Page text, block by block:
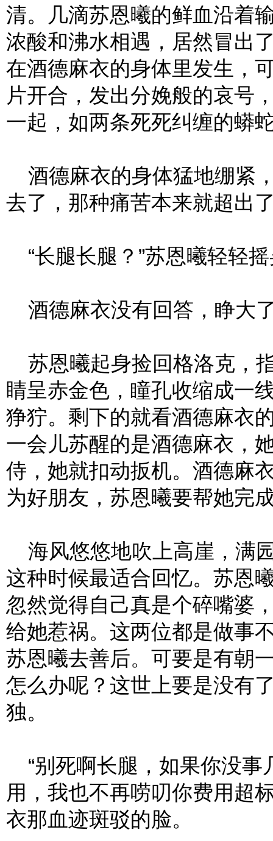
清。几滴苏恩曦的鲜血沿着
浓酸和沸水相遇，居然冒出
在酒德麻衣的身体里发生，
片开合，发出分娩般的哀号
一起，如两条死死纠缠的蟒
酒德麻衣的身体猛地绷紧
去了，那种痛苦本来就超出
“长腿长腿？”苏恩曦轻轻
酒德麻衣没有回答，睁大
苏恩曦起身捡回格洛克，
睛呈赤金色，瞳孔收缩成一
狰狞。剩下的就看酒德麻衣
一会儿苏醒的是酒德麻衣，
侍，她就扣动扳机。酒德麻
为好朋友，苏恩曦要帮她完
海风悠悠地吹上高崖，满
这种时候最适合回忆。苏恩
忽然觉得自己真是个碎嘴婆
给她惹祸。这两位都是做事
苏恩曦去善后。可要是有朝
怎么办呢？这世上要是没有
独。
“别死啊长腿，如果你没事
用，我也不再唠叨你费用超
衣那血迹斑驳的脸。